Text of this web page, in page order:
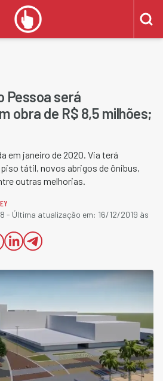
Pessoa será
obra de R$ 8,5 milhões;
em janeiro de 2020. Via terá
tátil, novos abrigos de ônibus,
outras melhorias.
- Última atualização em: 16/12/2019 às